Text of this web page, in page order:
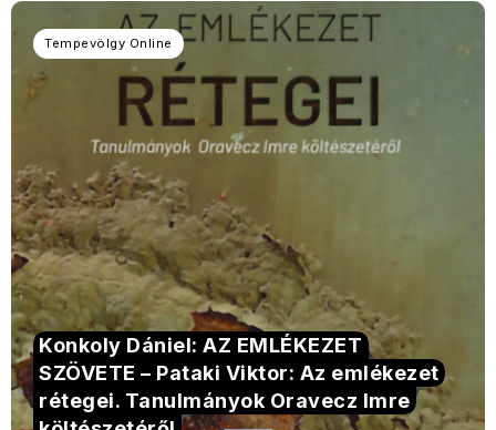
Tempevölgy Online
Konkoly Dániel: AZ EMLÉKEZET
SZÖVETE – Pataki Viktor: Az emlékezet
rétegei. Tanulmányok Oravecz Imre